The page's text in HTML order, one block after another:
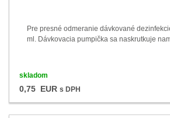
Pre presné odmeranie dávkované
ml. Dávkovacia pumpička sa naskrutkuje
skladom
0,75 EUR s DPH